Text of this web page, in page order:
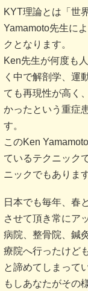
KYT理論とは「世
Yamamoto先生に
クとなります。
Ken先生が何度も
く中で解剖学、運
ても再現性が高く
かったという重症
す。
このKen
ているテクニック
ニックでもあります
日本でも毎年、春
させて頂き常にア
病院、整骨院、鍼
療院へ行ったけど
と諦めてしまって
もしあなたがその